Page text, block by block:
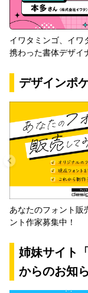
イワタミンゴ、イワ
携わった書体デザイ
デザインポ
あなたのフォント販
ント作家募集中！
姉妹サイト
からのお知